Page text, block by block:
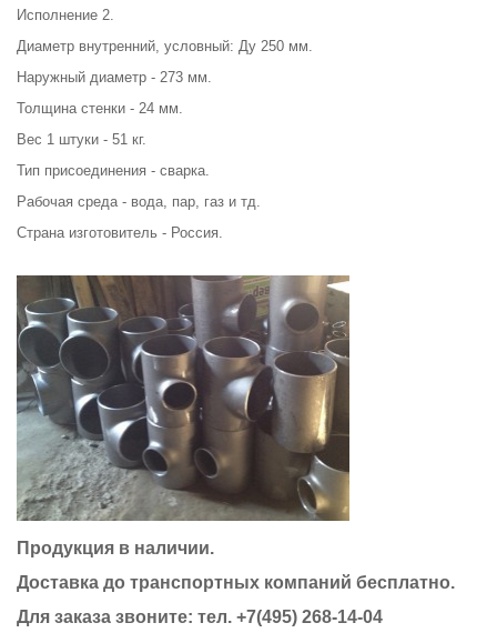
Исполнение 2.
Диаметр внутренний, условный: Ду 250 мм.
Наружный диаметр - 273 мм.
Толщина стенки - 24 мм.
Вес 1 штуки - 51 кг.
Тип присоединения - сварка.
Рабочая среда - вода, пар, газ и тд.
Страна изготовитель - Россия.
Продукция в наличии.
Доставка до транспортных компаний бесплатно.
Для заказа звоните: тел. +7(495) 268-14-04